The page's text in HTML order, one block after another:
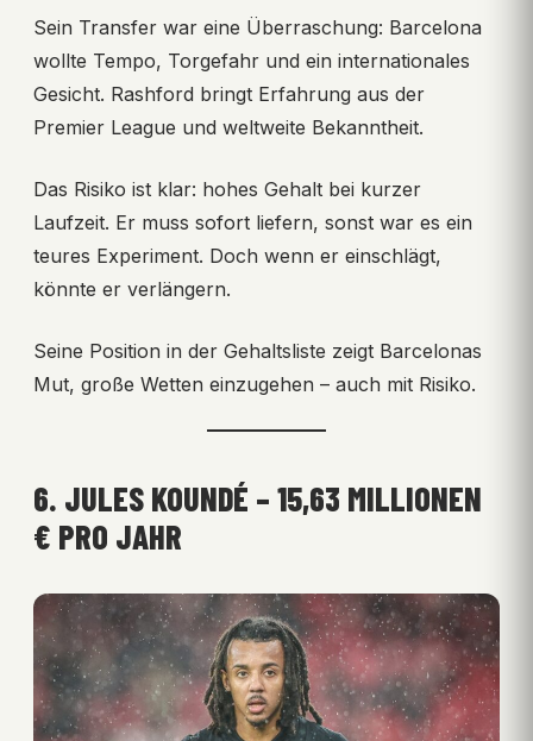
Sein Transfer war eine Überraschung: Barcelona
wollte Tempo, Torgefahr und ein internationales
Gesicht. Rashford bringt Erfahrung aus der
Premier League und weltweite Bekanntheit.
Das Risiko ist klar: hohes Gehalt bei kurzer
Laufzeit. Er muss sofort liefern, sonst war es ein
teures Experiment. Doch wenn er einschlägt,
könnte er verlängern.
Seine Position in der Gehaltsliste zeigt Barcelonas
Mut, große Wetten einzugehen – auch mit Risiko.
6. JULES KOUNDÉ – 15,63 MILLIONEN
€ PRO JAHR